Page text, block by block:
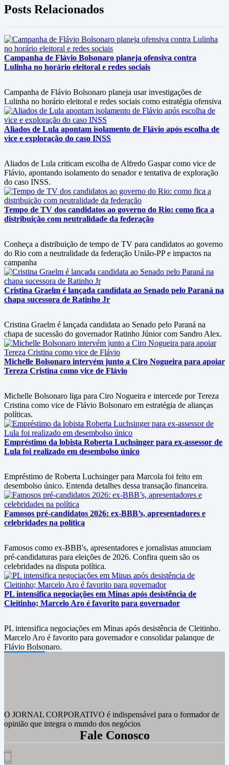
Posts Relacionados
Campanha de Flávio Bolsonaro planeja ofensiva contra
Lulinha no horário eleitoral e redes sociais
Campanha de Flávio Bolsonaro planeja usar investigações de
Lulinha no horário eleitoral e redes sociais como estratégia ofensiva
Aliados de Lula apontam isolamento de Flávio após escolha de
vice e exploração do caso INSS
Aliados de Lula criticam escolha de Alfredo Gaspar como vice de
Flávio, apontando isolamento do senador e tentativa de exploração
do caso INSS.
Tempo de TV dos candidatos ao governo do Rio: como fica a
distribuição com neutralidade da federação
Conheça a distribuição de tempo de TV para candidatos ao governo
do Rio com a neutralidade da federação União-PP e impactos na
campanha
Cristina Graelm é lançada candidata ao Senado pelo Paraná na
chapa sucessora de Ratinho Jr
Cristina Graelm é lançada candidata ao Senado pelo Paraná na
chapa de sucessão do governador Ratinho Júnior com Sandro Alex.
Michelle Bolsonaro intervém junto a Ciro Nogueira para apoiar
Tereza Cristina como vice de Flávio
Michelle Bolsonaro liga para Ciro Nogueira e intercede por Tereza
Cristina como vice de Flávio Bolsonaro em estratégia de alianças
políticas.
Empréstimo da lobista Roberta Luchsinger para ex-assessor de
Lula foi realizado em desembolso único
Empréstimo de Roberta Luchsinger para Marcola foi feito em
desembolso único. Entenda detalhes dessa transação financeira.
Famosos pré-candidatos 2026: ex-BBB’s, apresentadores e
celebridades na política
Famosos como ex-BBB's, apresentadores e jornalistas anunciam
pré-candidaturas para eleições de 2026. Confira quem são os
celebridades na disputa política.
PL intensifica negociações em Minas após desistência de
Cleitinho; Marcelo Aro é favorito para governador
PL intensifica negociações em Minas após desistência de Cleitinho.
Marcelo Aro é favorito para governador e consolidar palanque de
Flávio Bolsonaro.
O JORNAL CORPORATIVO é indispensável para o formador de
opinião que integra o mundo dos negócios
Fale Conosco